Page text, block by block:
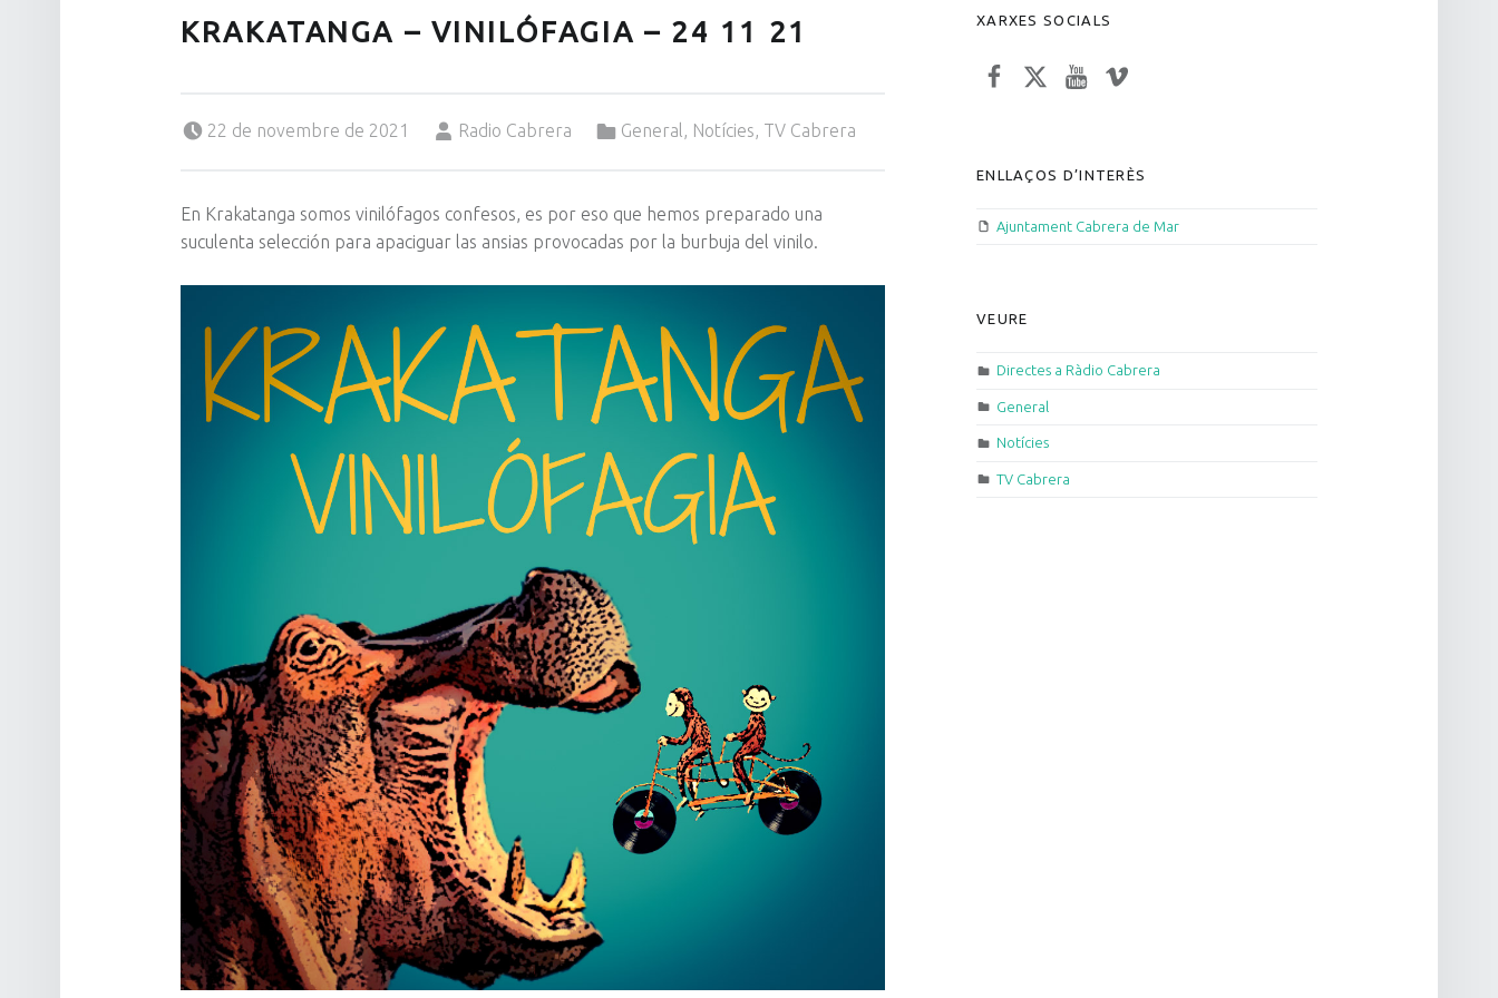
KRAKATANGA – VINILÓFAGIA – 24 11 21
22 de novembre de 2021
Radio Cabrera
General , Notícies, TV Cabrera
En Krakatanga somos vinilófagos confesos, es por eso que hemos preparado una
suculenta selección para apaciguar las ansias provocadas por la burbuja del vinilo.
XARXES SOCIALS
Facebook
TwitterYouTube
Vimeo
ENLLAÇOS D’INTERÈS
Ajuntament Cabrera de Mar
VEURE
Directes a Ràdio Cabrera
General
Notícies
TV Cabrera